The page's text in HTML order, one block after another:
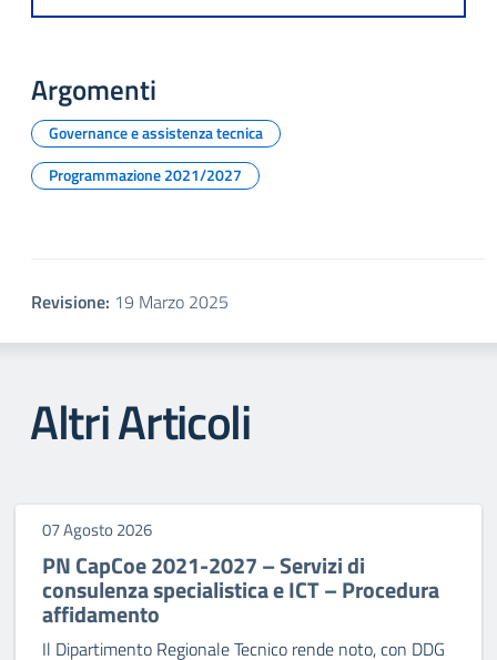
Argomenti
Governance e assistenza tecnica
Programmazione 2021/2027
Revisione: 19 Marzo 2025
Altri Articoli
07 Agosto 2026
PN CapCoe 2021-2027 – Servizi di
consulenza specialistica e ICT – Procedura
affidamento
Il Dipartimento Regionale Tecnico rende noto, con DDG